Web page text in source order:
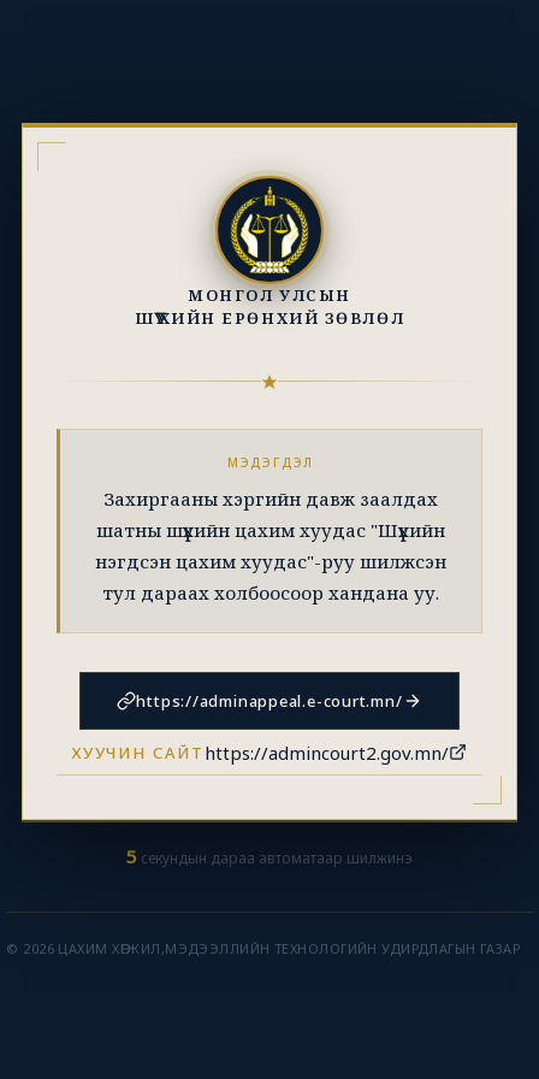
МОНГОЛ УЛСЫН
ШҮҮХИЙН ЕРӨНХИЙ ЗӨВЛӨЛ
МЭДЭГДЭЛ
Захиргааны хэргийн давж заалдах
шатны шүүхийн цахим хуудас "Шүүхийн
нэгдсэн цахим хуудас"-руу шилжсэн
тул дараах холбоосоор хандана уу.
https://adminappeal.e-court.mn/
ХУУЧИН САЙТ https://admincourt2.gov.mn/
5 секундын дараа автоматаар шилжинэ
© 2026 ЦАХИМ ХӨГЖИЛ,МЭДЭЭЛЛИЙН ТЕХНОЛОГИЙН УДИРДЛАГЫН ГАЗАР